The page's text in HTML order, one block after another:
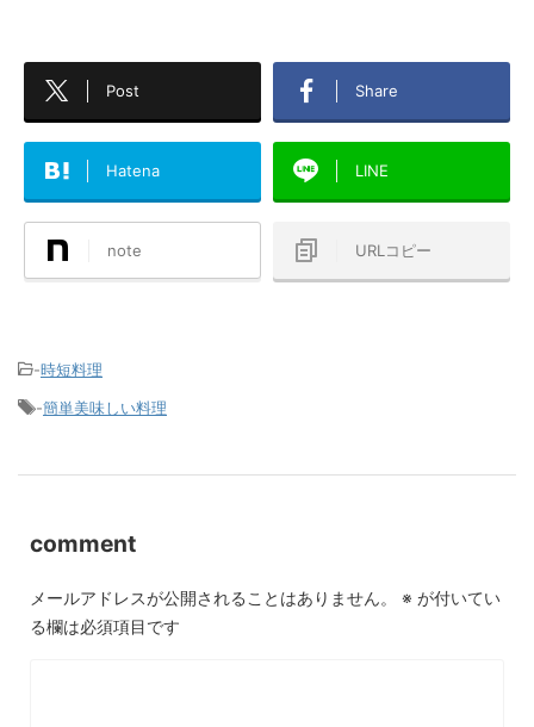
Post Share
Hatena LINE
note URLコピー
-時短料理
-簡単美味しい料理
comment
メールアドレスが公開されることはありません。 ※ が付いてい
る欄は必須項目です